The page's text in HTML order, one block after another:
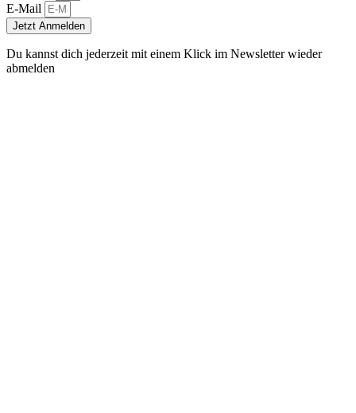
E-Mail
Jetzt Anmelden
Du kannst dich jederzeit mit einem Klick im Newsletter wieder
abmelden